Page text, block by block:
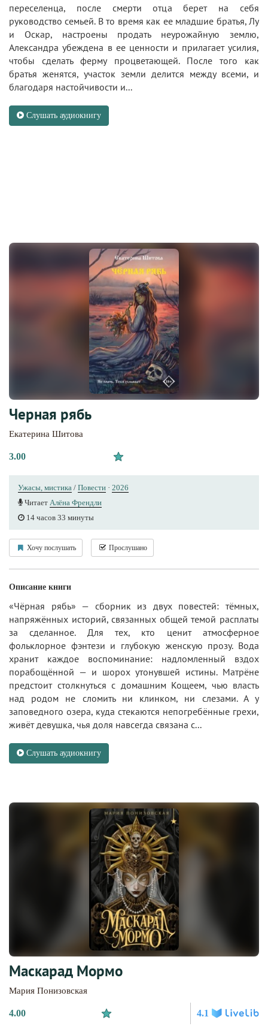
переселенца, после смерти отца берет на себя
руководство семьей. В то время как ее младшие братья, Лу
и Оскар, настроены продать неурожайную землю,
Александра убеждена в ее ценности и прилагает усилия,
чтобы сделать ферму процветающей. После того как
братья женятся, участок земли делится между всеми, и
благодаря настойчивости и...
Слушать аудиокнигу
Черная рябь
Екатерина Шитова
3.00
Ужасы, мистика / Повести · 2026
Читает Алёна Френдли
14 часов 33 минуты
Хочу послушать Прослушано
Описание книги
«Чёрная рябь» — сборник из двух повестей: тёмных,
напряжённых историй, связанных общей темой расплаты
за сделанное. Для тех, кто ценит атмосферное
фольклорное фэнтези и глубокую женскую прозу. Вода
хранит каждое воспоминание: надломленный вздох
порабощённой — и шорох утонувшей истины. Матрёне
предстоит столкнуться с домашним Кощеем, чью власть
над родом не сломить ни клинком, ни слезами. А у
заповедного озера, куда стекаются непогребённые грехи,
живёт девушка, чья доля навсегда связана с...
Слушать аудиокнигу
Маскарад Мормо
Мария Понизовская
4.00 4.1